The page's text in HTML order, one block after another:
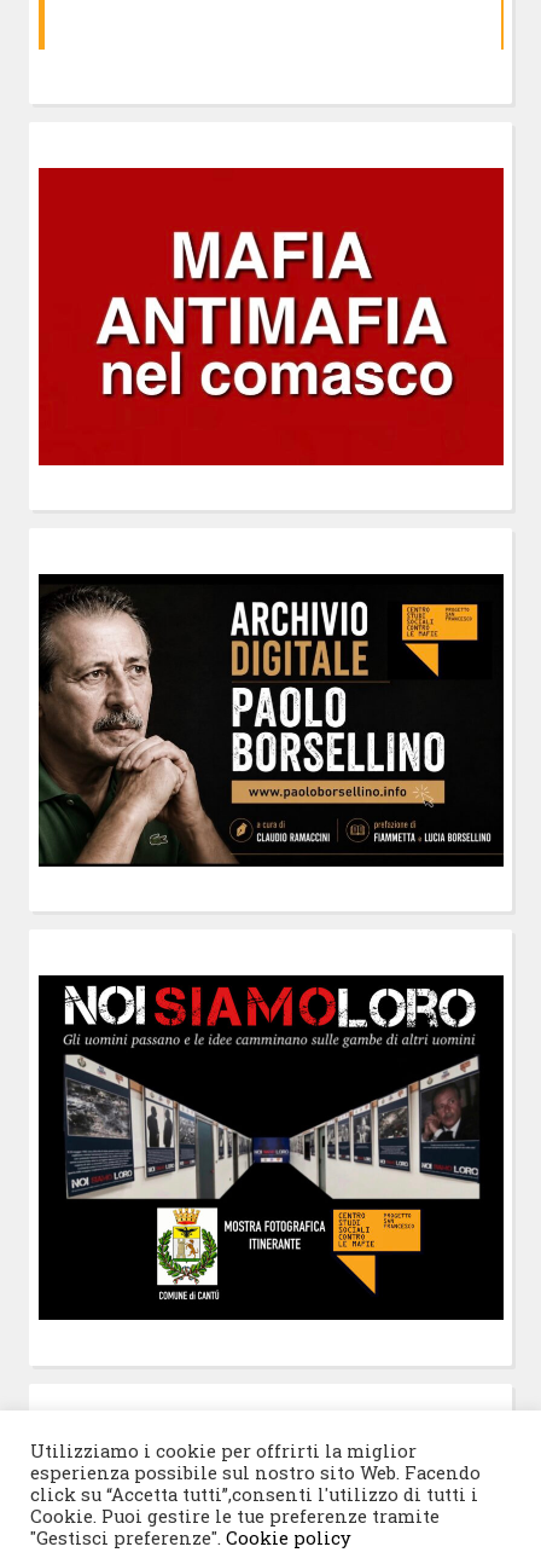
Utilizziamo i cookie per offrirti la miglior
esperienza possibile sul nostro sito Web. Facendo
click su “Accetta tutti”,consenti l'utilizzo di tutti i
Cookie. Puoi gestire le tue preferenze tramite
"Gestisci preferenze". Cookie policy